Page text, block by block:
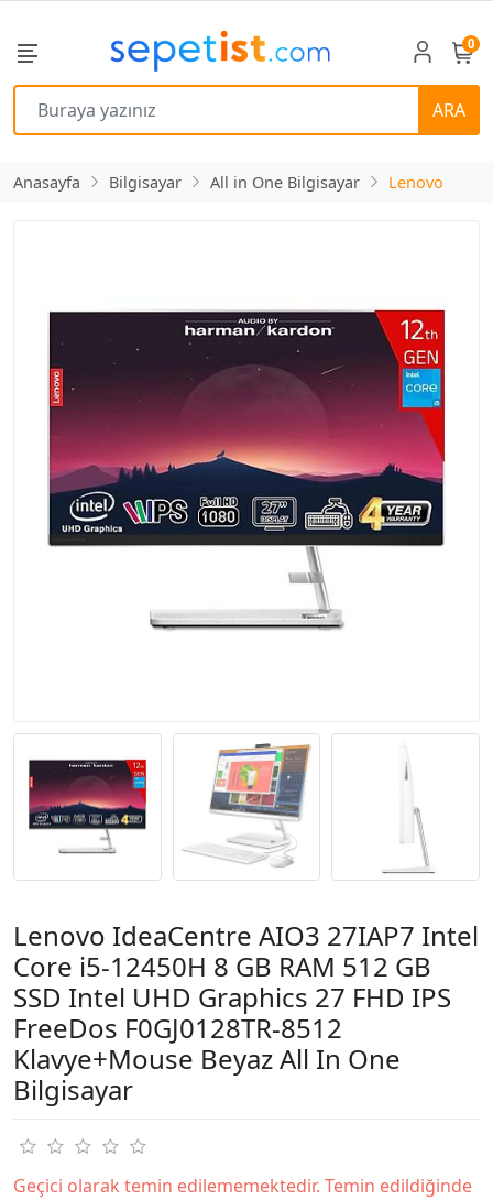
ARA
0
Anasayfa Bilgisayar All in One Bilgisayar Lenovo
Lenovo IdeaCentre AIO3 27IAP7 Intel
Core i5-12450H 8 GB RAM 512 GB
SSD Intel UHD Graphics 27 FHD IPS
FreeDos F0GJ0128TR-8512
Klavye+Mouse Beyaz All In One
Bilgisayar
Geçici olarak temin edilememektedir. Temin edildiğinde